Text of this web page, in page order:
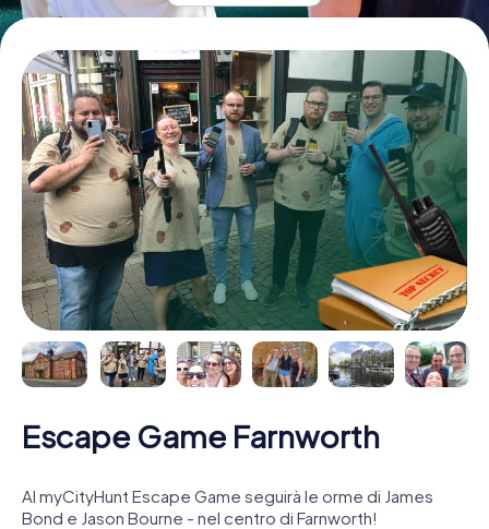
Escape Game Farnworth
Al myCityHunt Escape Game seguirà le orme di James
Bond e Jason Bourne - nel centro di Farnworth!